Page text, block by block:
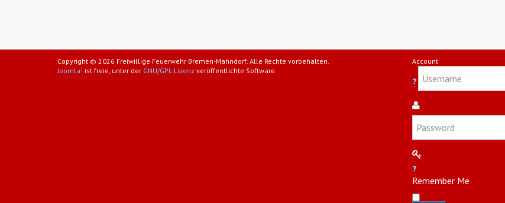
Copyright © 2026 Freiwillige Feuerwehr Bremen-Mahndorf. Alle Rechte vorbehalten.
Joomla! ist freie, unter der GNU/GPL-Lizenz veröffentlichte Software.
Account
Remember Me